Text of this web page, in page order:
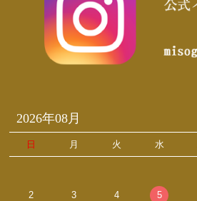
2026年08月
日 月 火 水
2 3 4 5